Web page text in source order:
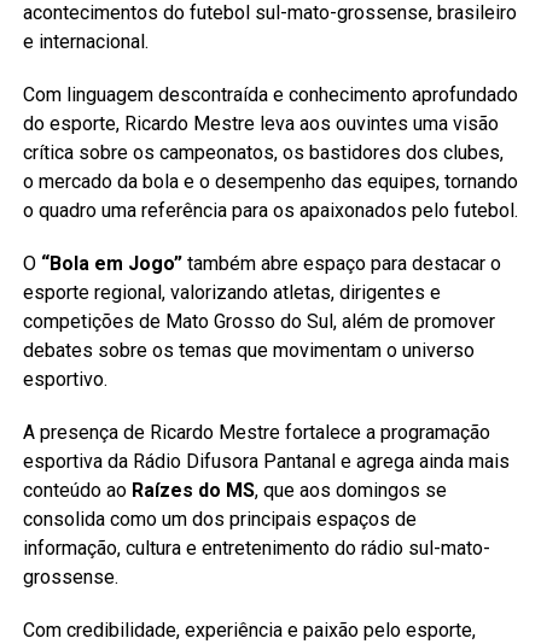
acontecimentos do futebol sul-mato-grossense, brasileiro
e internacional.
Com linguagem descontraída e conhecimento aprofundado
do esporte, Ricardo Mestre leva aos ouvintes uma visão
crítica sobre os campeonatos, os bastidores dos clubes,
o mercado da bola e o desempenho das equipes, tornando
o quadro uma referência para os apaixonados pelo futebol.
O “Bola em Jogo”também abre espaço para destacar o
esporte regional, valorizando atletas, dirigentes e
competições de Mato Grosso do Sul, além de promover
debates sobre os temas que movimentam o universo
esportivo.
A presença de Ricardo Mestre fortalece a programação
esportiva da Rádio Difusora Pantanal e agrega ainda mais
conteúdo ao Raízes do MS, que aos domingos se
consolida como um dos principais espaços de
informação, cultura e entretenimento do rádio sul-mato-
grossense.
Com credibilidade, experiência e paixão pelo esporte,